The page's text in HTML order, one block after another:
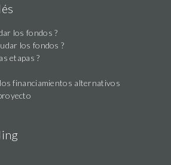
los fondos ?
los fondos ?
etapas ?
financiamientos alternativos